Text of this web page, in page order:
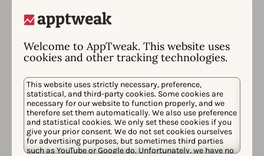
Welcome to AppTweak. This website uses
cookies and other tracking technologies.
This website uses strictly necessary, preference,
statistical, and third-party cookies. Some cookies are
necessary for our website to function properly, and we
therefore set them automatically. We also use preference
and statistical cookies. We only set these cookies if you
give your prior consent. We do not set cookies ourselves
for advertising purposes, but sometimes third parties
such as YouTube or Google do. Unfortunately, we have no